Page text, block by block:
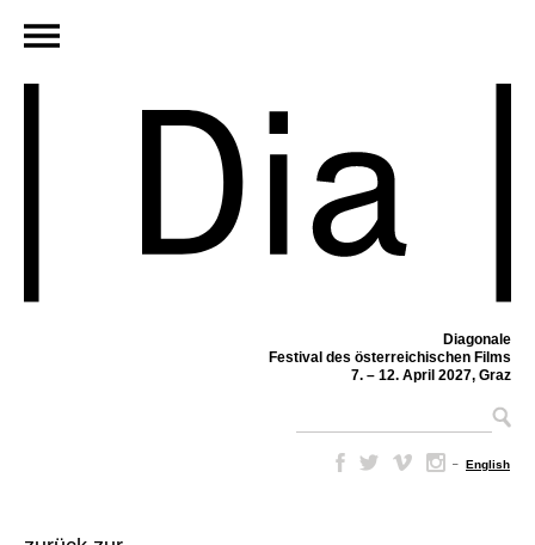
Diagonale
Festival des österreichischen Films
7. – 12. April 2027, Graz
– English